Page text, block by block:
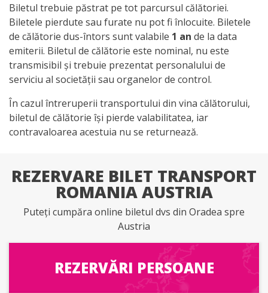
Biletul trebuie păstrat pe tot parcursul călătoriei.
Biletele pierdute sau furate nu pot fi înlocuite. Biletele
de călătorie dus-întors sunt valabile 1 an de la data
emiterii. Biletul de călătorie este nominal, nu este
transmisibil și trebuie prezentat personalului de
serviciu al societății sau organelor de control.
În cazul întreruperii transportului din vina călătorului,
biletul de călătorie își pierde valabilitatea, iar
contravaloarea acestuia nu se returnează.
REZERVARE BILET TRANSPORT
ROMANIA AUSTRIA
Puteți cumpăra online biletul dvs din Oradea spre
Austria
REZERVĂRI PERSOANE